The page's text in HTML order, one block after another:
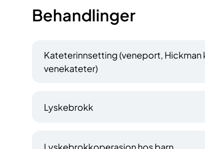
Behandlinger
Kateterinnsetting (veneport,
venekateter)
Lyskebrokk
Lyskebrokkoperasjon hos barn